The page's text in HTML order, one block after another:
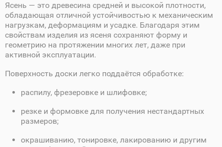
Ясень — это древесина средней и высокой плотности,
обладающая отличной устойчивостью к механическим
нагрузкам, деформациям и усадке. Благодаря этим
свойствам изделия из ясеня сохраняют форму и
геометрию на протяжении многих лет, даже при
активной эксплуатации.
Поверхность доски легко поддаётся обработке:
распилу, фрезеровке и шлифовке;
резке и формовке для получения нестандартных
размеров;
окрашиванию, тонировке, лакированию и другим